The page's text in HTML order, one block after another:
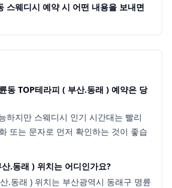
스웨디시 예약 시 어떤 내용을 보내면
동 TOP테라피 ( 부산.동래 ) 예약은 당
하지만 스웨디시 인기 시간대는 빨리
또는 문자로 먼저 확인하는 것이 좋습
.동래 ) 위치는 어디인가요?
.동래 ) 위치는 부산광역시 동래구 명륜